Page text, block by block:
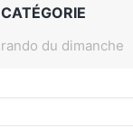
CATÉGORIE
rando du dimanche